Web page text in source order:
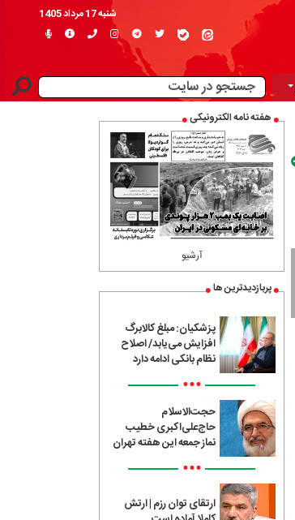
شنبه 17 مرداد 1405
هفته نامه الکترونیکی
آرشیو
پربازدیدترین ها
پزشکیان: مبلغ کالابرگ
افزایش می‌یابد/ اصلاح
نظام بانکی ادامه دارد
•••
حجت‌الاسلام
حاج‌علی‌اکبری خطیب
نماز جمعه این هفته تهران
•••
ارتقای توان رزم | ارتش